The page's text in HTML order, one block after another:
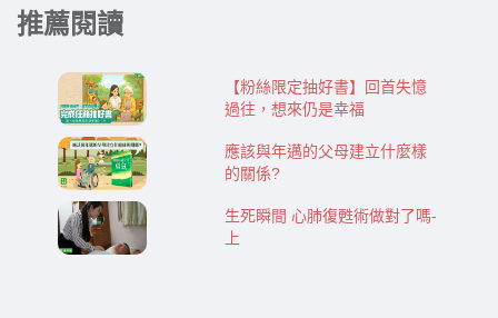
推薦閱讀
【粉絲限定抽好書】回首失憶
過往，想來仍是幸福
應該與年邁的父母建立什麼樣
的關係?
生死瞬間 心肺復甦術做對了嗎-
上